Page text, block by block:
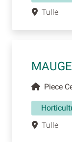
Tulle
Piece
Tulle